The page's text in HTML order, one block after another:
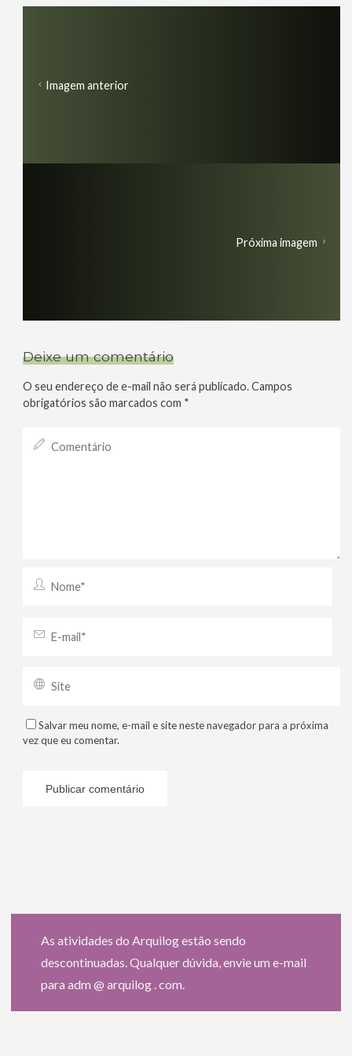
Imagem anterior
Próxima imagem
Deixe um comentário
O seu endereço de e-mail não será publicado.Campos
obrigatórios são marcados com *
Salvar meu nome, e-mail e site neste navegador para a próxima
vez que eu comentar.
As atividades do Arquilog estão sendo
descontinuadas. Qualquer dúvida, envie um e-mail
para adm @ arquilog . com.